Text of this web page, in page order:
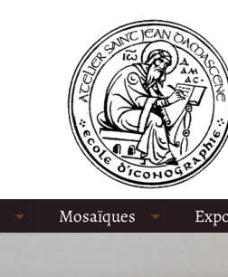
Mosaïques